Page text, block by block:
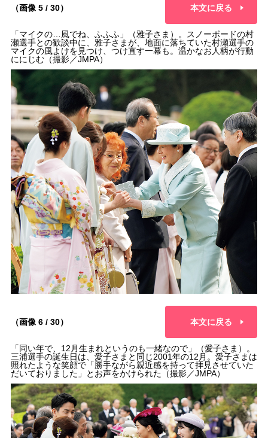
（画像 5 / 30） 本文に戻る
「マイクの…風でね、ふふふ」（雅子さま）。スノーボードの村
瀬選手との歓談中に、雅子さまが、地面に落ちていた村瀬選手の
マイクの風よけを見つけ、つけ直す一幕も。温かなお人柄が行動
ににじむ（撮影／JMPA）
（画像 6 / 30） 本文に戻る
「同い年で、12月生まれというのも一緒なので」（愛子さま）。
三浦選手の誕生日は、愛子さまと同じ2001年の12月。愛子さまは
照れたような笑顔で「勝手ながら親近感を持って拝見させていた
だいておりました」とお声をかけられた（撮影／JMPA）